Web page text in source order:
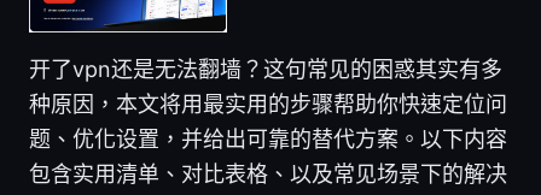
开了vpn还是无法翻墙？这句常见的困惑其实有多
种原因，本文将用最实用的步骤帮助你快速定位问
题、优化设置，并给出可靠的替代方案。以下内容
包含实用清单、对比表格、以及常见场景下的解决